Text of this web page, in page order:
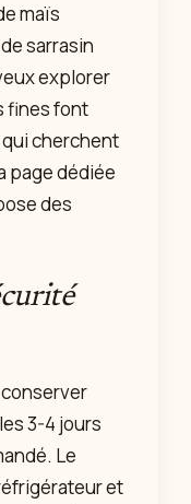
maïs
sarrasin
explorer
fines font
qui cherchent
page dédiée
des
3-4 jours
Le
et